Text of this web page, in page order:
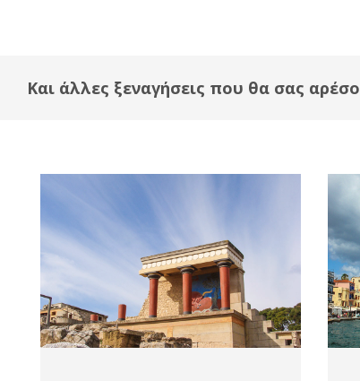
Και άλλες ξεναγήσεις που θα σας